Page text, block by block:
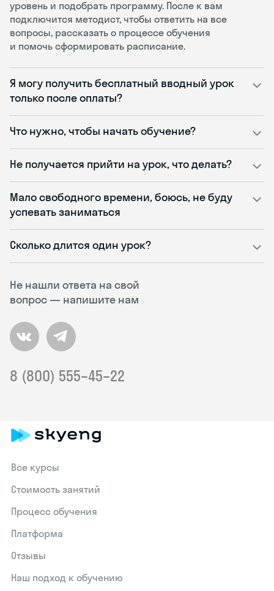
Не нашли ответа на свой
вопрос — напишите нам
8 (800) 555–45–22
уровень и подобрать программу. После к вам
подключится методист, чтобы ответить на все
вопросы, рассказать о процессе обучения
и помочь сформировать расписание.
Я могу получить бесплатный вводный урок
только после оплаты?
Что нужно, чтобы начать обучение?
Не получается прийти на урок, что делать?
Мало свободного времени, боюсь, не буду
успевать заниматься
Сколько длится один урок?
Все курсы
Стоимость занятий
Процесс обучения
Платформа
Отзывы
Наш подход к обучению